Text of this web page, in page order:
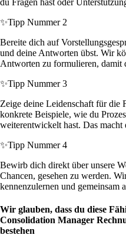
du Fragen hast oder
✨Tipp Nummer 2
Bereite dich auf
und deine Antworten übst. Wir
Antworten zu formulieren, damit
✨Tipp Nummer 3
Zeige deine Leidenschaft für die
konkrete Beispiele, wie du
weiterentwickelt hast. Das
✨Tipp Nummer 4
Bewirb dich direkt über unsere
Chancen, gesehen zu werden.
kennenzulernen und gemeinsam
Wir glauben, dass du diese
Consolidation Manager
bestehen